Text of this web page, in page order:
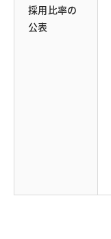
採用比率の
公表